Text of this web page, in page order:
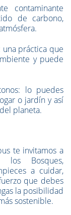
contaminante
de carbono,
una práctica que
y puede
lo puedes
o jardín y así
planeta.
te invitamos a
Bosques,
a cuidar,
que debes
la posibilidad
sostenible.